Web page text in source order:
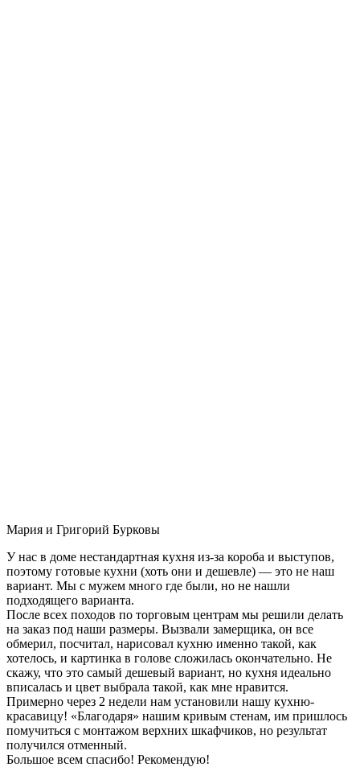
Мария и Григорий Бурковы
У нас в доме нестандартная кухня из-за короба и выступов,
поэтому готовые кухни (хоть они и дешевле) — это не наш
вариант. Мы с мужем много где были, но не нашли
подходящего варианта.
После всех походов по торговым центрам мы решили делать
на заказ под наши размеры. Вызвали замерщика, он все
обмерил, посчитал, нарисовал кухню именно такой, как
хотелось, и картинка в голове сложилась окончательно. Не
скажу, что это самый дешевый вариант, но кухня идеально
вписалась и цвет выбрала такой, как мне нравится.
Примерно через 2 недели нам установили нашу кухню-
красавицу! «Благодаря» нашим кривым стенам, им пришлось
помучиться с монтажом верхних шкафчиков, но результат
получился отменный.
Большое всем спасибо! Рекомендую!